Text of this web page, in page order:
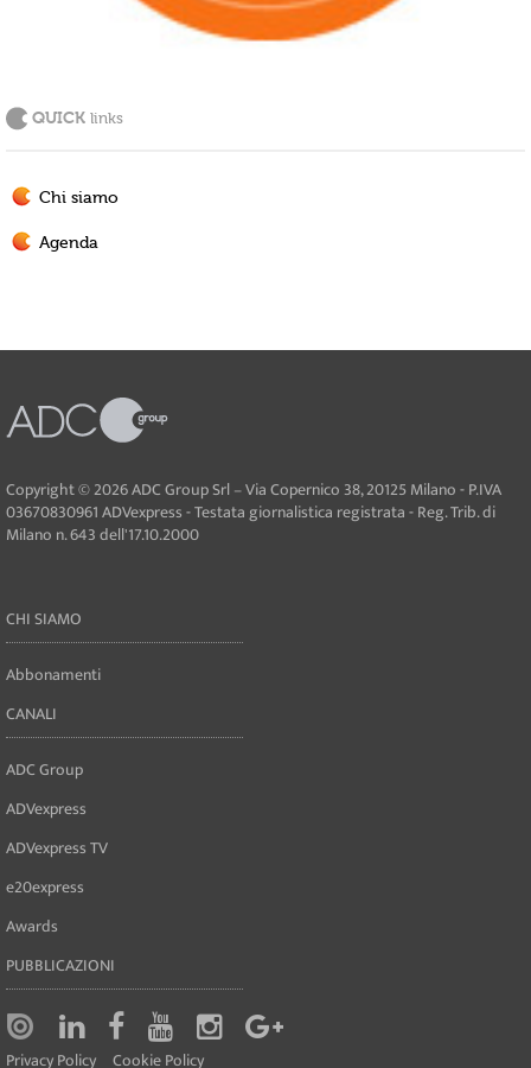
QUICK links
Chi siamo
Agenda
Copyright © 2026 ADC Group Srl – Via Copernico 38, 20125 Milano - P.IVA
03670830961 ADVexpress - Testata giornalistica registrata - Reg. Trib. di
Milano n. 643 dell'17.10.2000
CHI SIAMO
Abbonamenti
CANALI
ADC Group
ADVexpress
ADVexpress TV
e20express
Awards
PUBBLICAZIONI
Privacy Policy Cookie Policy